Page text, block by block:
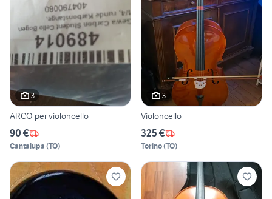
3
ARCO per violoncello
90 €
Cantalupa (TO)
3
Violoncello
325 €
Torino(TO)